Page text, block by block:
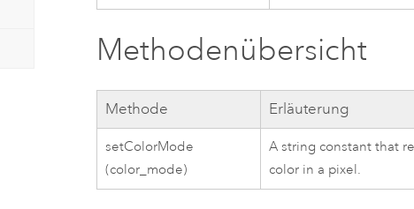
Methodenübersicht
Methode Erläuterung
setColorMode
(color_mode)
A string constant that
color in a pixel.